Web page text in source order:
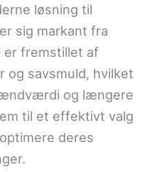
løsning til
sig markant fra
fremstillet af
savsmuld, hvilket
og længere
til et effektivt valg
deres